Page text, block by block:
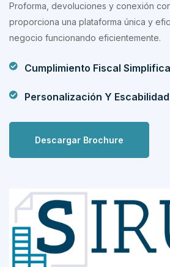
Proforma, devoluciones y conexión
proporciona una plataforma única y
negocio funcionando eficientemente.
Cumplimiento Fiscal
Personalización Y Escabilidad
Descargar Brochure